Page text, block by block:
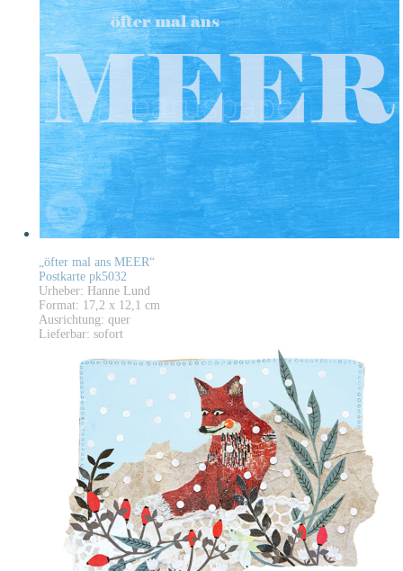
„öfter mal ans MEER“
Postkarte pk5032
Urheber: Hanne Lund
Format: 17,2 x 12,1 cm
Ausrichtung: quer
Lieferbar: sofort